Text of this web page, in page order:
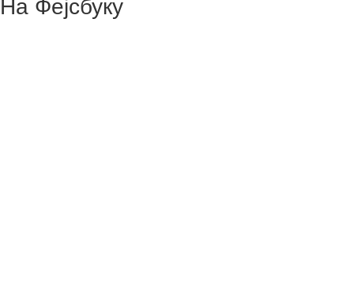
На Фејсбуку